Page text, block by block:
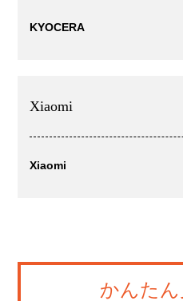
KYOCERA
Xiaomi
Xiaomi
かんたん